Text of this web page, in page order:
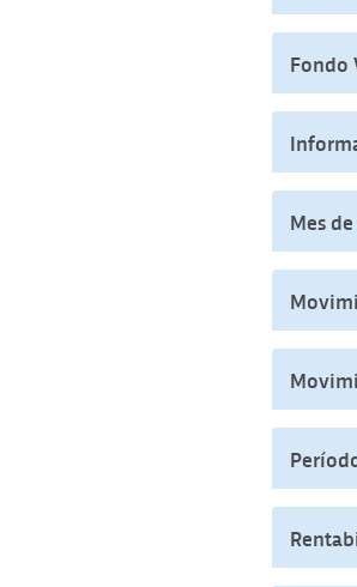
Fondo
Mes